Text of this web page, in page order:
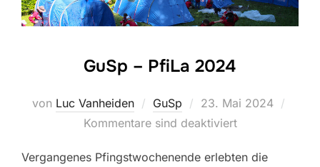
GuSp – PfiLa 2024
von Luc Vanheiden GuSp
Veröffentlicht
am
23. Mai 2024
Kommentare sind deaktiviert
Vergangenes Pfingstwochenende erlebten die